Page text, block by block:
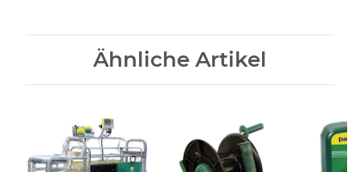
Ähnliche Artikel